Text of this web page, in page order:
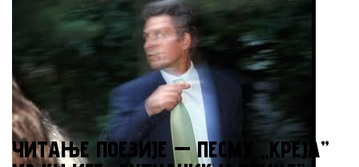
ЧИТАЊЕ ПОЕЗИЈЕ — ПЕСМУ „КРЕЈА”